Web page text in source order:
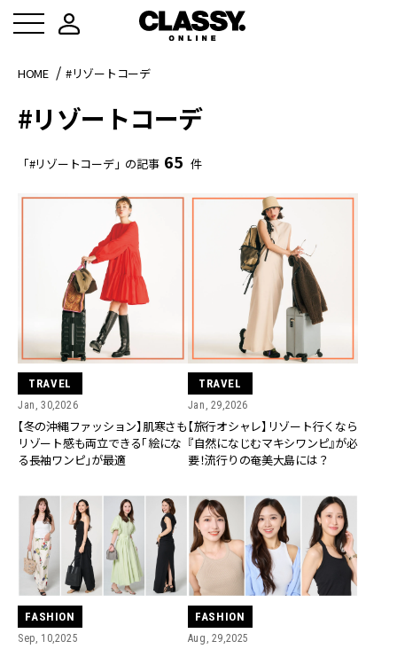
HOME #リゾートコーデ
#リゾートコーデ
「#リゾートコーデ」の記事 65 件
TRAVEL
Jan, 30,2026
【冬の沖縄ファッション】肌寒さも
リゾート感も両立できる「絵にな
る長袖ワンピ」が最適
TRAVEL
Jan, 29,2026
【旅行オシャレ】リゾート行くなら
『自然になじむマキシワンピ』が必
要！流行りの奄美大島には？
FASHION
Sep, 10,2025
FASHION
Aug, 29,2025